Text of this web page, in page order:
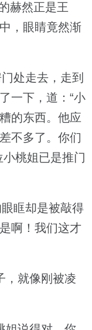
然正是王
，眼睛竟然渐
处走去，走到
一下，道：“小
的东西。他应
不多了。你们
桃姐已是推门
眶却是被敲得
啊！我们这才
，就像刚被凌